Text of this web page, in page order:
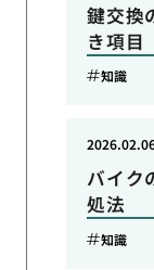
鍵交換
き項目
知識
バイク
処法
知識